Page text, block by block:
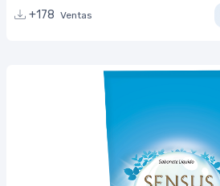
+178 Ventas